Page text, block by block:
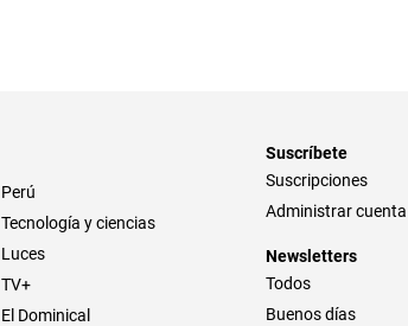
Perú
Tecnología y ciencias
Luces
TV+
El Dominical
Suscríbete
Suscripciones
Administrar cuenta
Newsletters
Todos
Buenos días